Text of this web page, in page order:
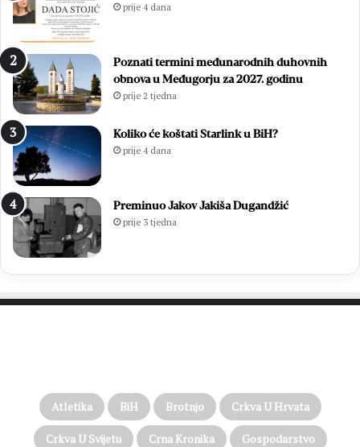
prije 4 dana
Poznati termini međunarodnih duhovnih
obnova u Međugorju za 2027. godinu
prije 2 tjedna
Koliko će koštati Starlink u BiH?
prije 4 dana
Preminuo Jakov Jakiša Dugandžić
prije 3 tjedna
Atletika BiH Brotnjo Crkva U Hrvata
Crkva U Svijetu Crna Kronika Gospodarstvo